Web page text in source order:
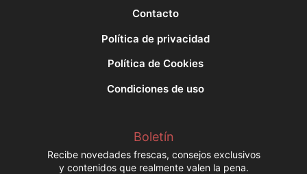
Contacto
Política de privacidad
Política de Cookies
Condiciones de uso
Boletín
Recibe novedades frescas, consejos exclusivos
y contenidos que realmente valen la pena.